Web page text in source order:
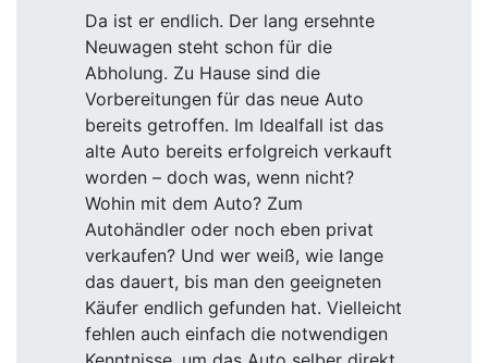
Da ist er endlich. Der lang ersehnte
Neuwagen steht schon für die
Abholung. Zu Hause sind die
Vorbereitungen für das neue Auto
bereits getroffen. Im Idealfall ist das
alte Auto bereits erfolgreich verkauft
worden – doch was, wenn nicht?
Wohin mit dem Auto? Zum
Autohändler oder noch eben privat
verkaufen? Und wer weiß, wie lange
das dauert, bis man den geeigneten
Käufer endlich gefunden hat. Vielleicht
fehlen auch einfach die notwendigen